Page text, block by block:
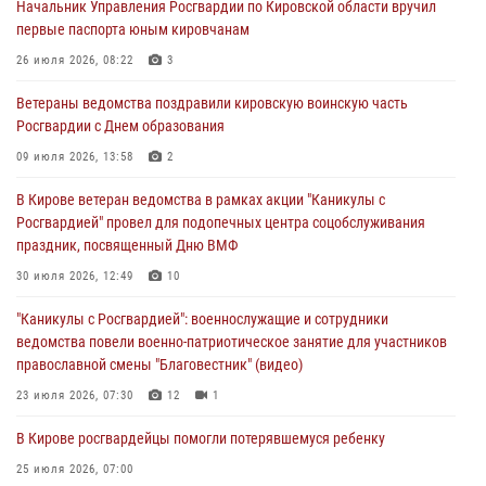
В Росгвардии вспоминают российских воинов, погибших в Первой
мировой войне 1914-1918 годов
В Кирове офицер Росгвардии стал победителем открытого
шахматного турнира
Директор Росгвардии Герой России генерал армии Виктор Золотов
поздравил специалистов подразделений тыла с профессиональным
праздником
Начальник Управления Росгвардии по Кировской области вручил
первые паспорта юным кировчанам
26 июля 2026, 08:22 3
Ветераны ведомства поздравили кировскую воинскую часть
Росгвардии с Днем образования
09 июля 2026, 13:58 2
В Кирове ветеран ведомства в рамках акции "Каникулы с
Росгвардией" провел для подопечных центра соцобслуживания
праздник, посвященный Дню ВМФ
30 июля 2026, 12:49 10
"Каникулы с Росгвардией": военнослужащие и сотрудники
ведомства повели военно-патриотическое занятие для участников
православной смены "Благовестник" (видео)
23 июля 2026, 07:30 12 1
В Кирове росгвардейцы помогли потерявшемуся ребенку
25 июля 2026, 07:00